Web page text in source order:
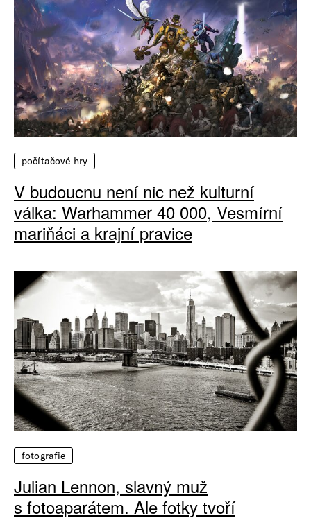
počítačové hry
V budoucnu není nic než kulturní
válka: Warhammer 40 000, Vesmírní
mariňáci a krajní pravice
fotografie
Julian Lennon, slavný muž
s fotoaparátem. Ale fotky tvoří